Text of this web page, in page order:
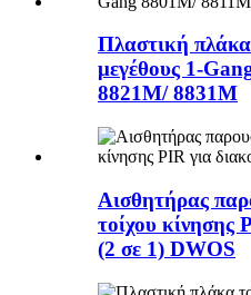
Πλαστική πλάκα
μεγέθους 1-
8821M/ 8831M
Αισθητήρας
τοίχου κίνησης
(2 σε 1) DWOS